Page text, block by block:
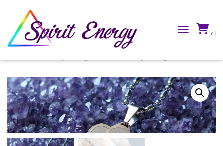
TOGGLE 0